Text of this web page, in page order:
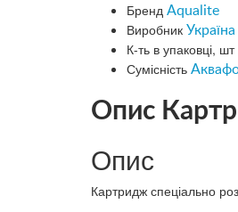
Бренд Aqualite
Виробник Україна
К-ть в упаковці, шт
Сумісність
Опис
Опис
Картридж спеціально